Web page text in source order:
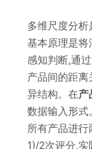
多维尺度分
基本原理是将
感知判断,通
产品间的距
异结构。在产
数据输入形
所有产品进
1)/2次评分,